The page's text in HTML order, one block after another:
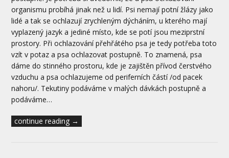
organismu probíhá jinak než u lidí. Psi nemají potní žlázy jako
lidé a tak se ochlazují zrychleným dýcháním, u kterého mají
vyplazený jazyk a jediné místo, kde se potí jsou meziprstní
prostory. Při ochlazování přehřátého psa je tedy potřeba toto
vzít v potaz a psa ochlazovat postupně. To znamená, psa
dáme do stinného prostoru, kde je zajištěn přívod čerstvého
vzduchu a psa ochlazujeme od periferních částí /od pacek
nahoru/. Tekutiny podáváme v malých dávkách postupně a
podáváme…
continue reading →